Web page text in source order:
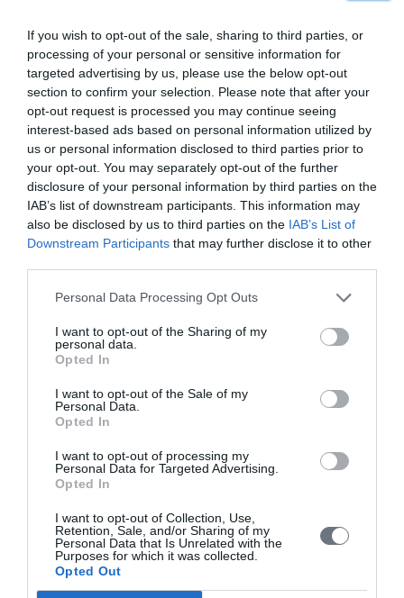
If you wish to opt-out of the sale, sharing to third parties, or
processing of your personal or sensitive information for
targeted advertising by us, please use the below opt-out
section to confirm your selection. Please note that after your
opt-out request is processed you may continue seeing
interest-based ads based on personal information utilized by
us or personal information disclosed to third parties prior to
your opt-out. You may separately opt-out of the further
disclosure of your personal information by third parties on the
IAB’s list of downstream participants. This information may
also be disclosed by us to third parties on the IAB’s List of
Downstream Participants that may further disclose it to other
Personal Data Processing Opt Outs
I want to opt-out of the Sharing of my
personal data.
Opted In
I want to opt-out of the Sale of my
Personal Data.
Opted In
I want to opt-out of processing my
Personal Data for Targeted Advertising.
Opted In
I want to opt-out of Collection, Use,
Retention, Sale, and/or Sharing of my
Personal Data that Is Unrelated with the
Purposes for which it was collected.
Opted Out
Διιδρυματικό, Διατμηματικό Πρόγραμμα
Μεταπτυχιακών Σπουδών
Ο Dr. med. B. Παυλιδέλης, ομιλητής για
Ρινοπλαστική σε Διεθνή Συνέδρια της
Ευρωπαϊκής Ακαδημίας Πλαστικής
Χειρουργικής Προσώπου
Ωτοπλαστική 2022: Ο Dr. med. B.
Παυλιδέλης, ομιλητής στο Συνέδριο της
Πανελλήνιας ΩΡΛ Εταιρείας, Θεσσαλονίκη
Κλινικές που χειρουργεί ο Ιατρός